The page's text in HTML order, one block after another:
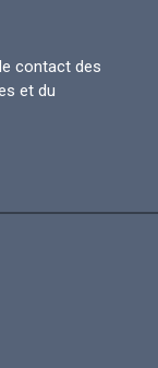
contact des
et du